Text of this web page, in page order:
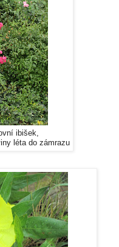
ibišek,
léta do zámrazu